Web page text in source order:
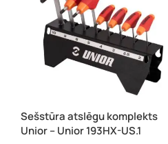
Sešstūra atslēgu komplekts
Unior – Unior 193HX-US.1